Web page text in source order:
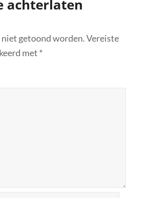
achterlaten
niet getoond worden.Vereiste
met *